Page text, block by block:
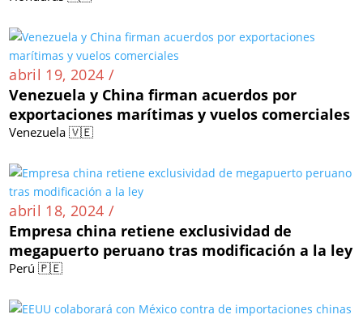
abril 19, 2024 /
Venezuela y China firman acuerdos por
exportaciones marítimas y vuelos comerciales
Venezuela 🇻🇪
abril 18, 2024 /
Empresa china retiene exclusividad de
megapuerto peruano tras modificación a la ley
Perú 🇵🇪